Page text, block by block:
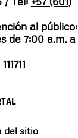
al público:
de 7:00 a.m. a
del sitio